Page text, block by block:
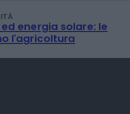
energia solare: le
l'agricoltura